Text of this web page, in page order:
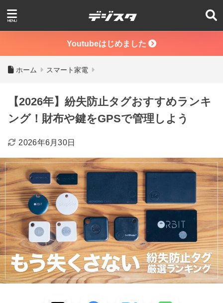
Youtubeはじめました
ホーム スマート家電
【2026年】紛失防止タグおすすめランキ
ング！財布や鍵をGPSで管理しよう
2026年6月30日